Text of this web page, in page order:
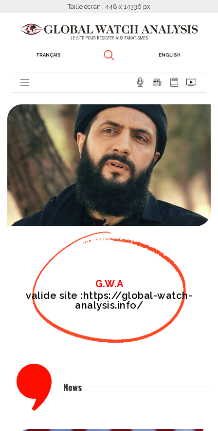
Taille écran : 448 x 14336 px
FRANÇAIS ENGLISH
G.W.A
valide site :https://global-watch-
analysis.info/
News